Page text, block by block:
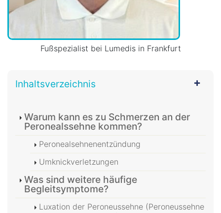
Fußspezialist bei Lumedis in Frankfurt
Inhaltsverzeichnis
Warum kann es zu Schmerzen an der
Peronealssehne kommen?
Peronealsehnenentzündung
Umknickverletzungen
Was sind weitere häufige
Begleitsymptome?
Luxation der Peroneussehne (Peroneussehne